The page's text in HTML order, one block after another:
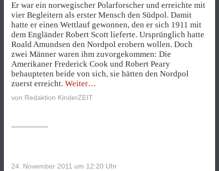
Er war ein norwegischer Polarforscher und erreichte mit
vier Begleitern als erster Mensch den Südpol. Damit
hatte er einen Wettlauf gewonnen, den er sich 1911 mit
dem Engländer Robert Scott lieferte. Ursprünglich hatte
Roald Amundsen den Nordpol erobern wollen. Doch
zwei Männer waren ihm zuvorgekommen: Die
Amerikaner Frederick Cook und Robert Peary
behaupteten beide von sich, sie hätten den Nordpol
zuerst erreicht. Weiter„Wer
war
eigentlich
von Redaktion KinderZEIT
24. November 2011 um 12:20 Uhr